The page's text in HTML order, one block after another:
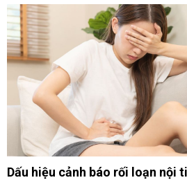
Dấu hiệu cảnh báo rối loạn nội